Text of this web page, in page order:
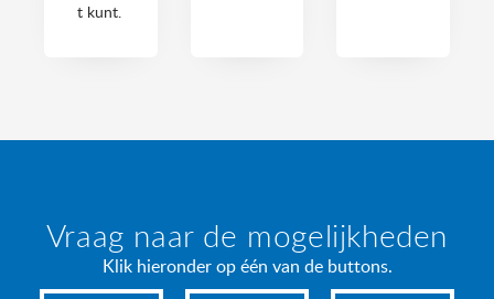
t kunt.
Vraag naar de mogelijkheden
Klik hieronder op één van de buttons.